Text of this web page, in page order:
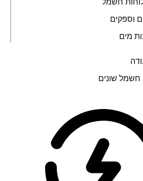
חשמל
וספקים
מים
חשמל שונים